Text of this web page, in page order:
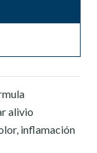
alivio
inflamación